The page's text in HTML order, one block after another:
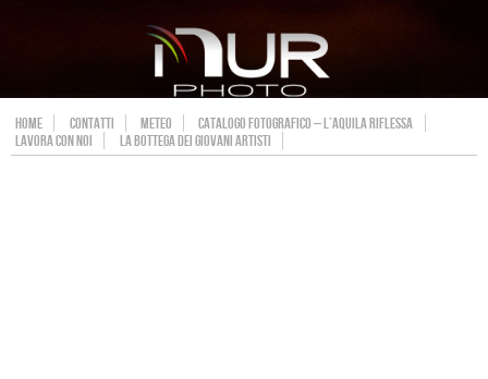
HOME CONTATTI METEO
CATALOGO FOTOGRAFICO – L’AQUILA RIFLESSA
LAVORA CON NOI
LA BOTTEGA DEI GIOVANI ARTISTI